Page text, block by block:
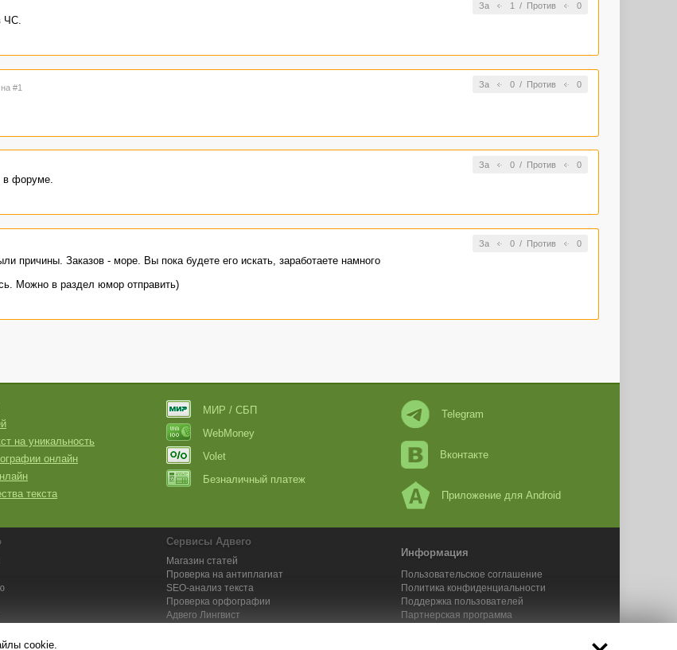
За 1 / Против 0
ЧС.
За 0/ Против 0
#1
За 0/ Против 0
в форуме.
За 0/ Против 0
причины. Заказов - море. Вы пока будете его искать, заработаете намного
Можно в раздел юмор отправить)
на уникальность
онлайн
текста
МИР / СБП
WebMoney
Volet
Безналичный платеж
Telegram
Вконтакте
Приложение для Android
Сервисы Адвего
Магазин статей
Проверка на антиплагиат
SEO-анализ текста
Проверка орфографии
Адвего Лингвист
Информация
Пользовательское соглашение
Политика конфиденциальности
Поддержка пользователей
Партнерская программа
cookie.